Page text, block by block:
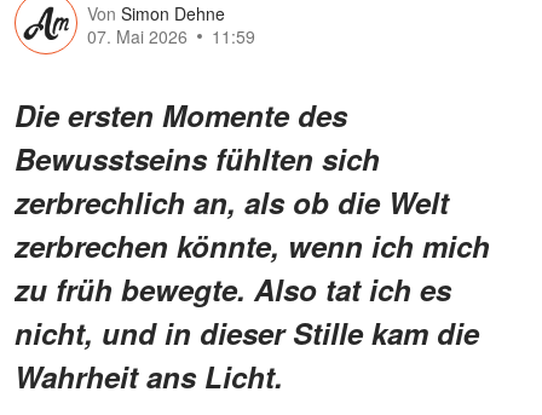
Von Simon Dehne
07. Mai 2026
11:59
Die ersten Momente des
Bewusstseins fühlten sich
zerbrechlich an, als ob die Welt
zerbrechen könnte, wenn ich mich
zu früh bewegte. Also tat ich es
nicht, und in dieser Stille kam die
Wahrheit ans Licht.